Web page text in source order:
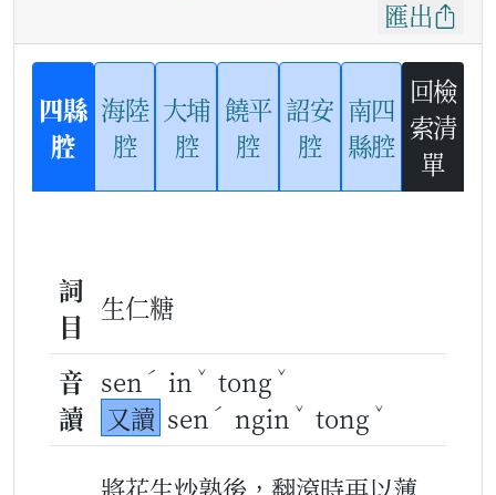
匯出
四縣
腔
海陸
腔
大埔
腔
饒平
腔
詔安
腔
南四
縣腔
回檢
索清
單
詞
目
生仁糖
音
讀
sen ˊ in ˇ tong ˇ
又讀 sen ˊ ngin ˇ tong ˇ